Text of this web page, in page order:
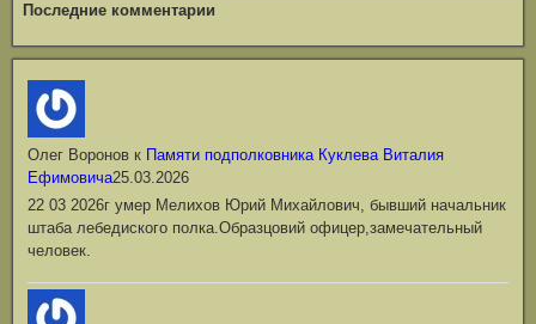
Последние комментарии
Олег Воронов к Памяти подполковника Куклева Виталия
Ефимовича25.03.2026
22 03 2026г умер Мелихов Юрий Михайлович, бывший начальник
штаба лебедиского полка.Образцовий офицер,замечательный
человек.